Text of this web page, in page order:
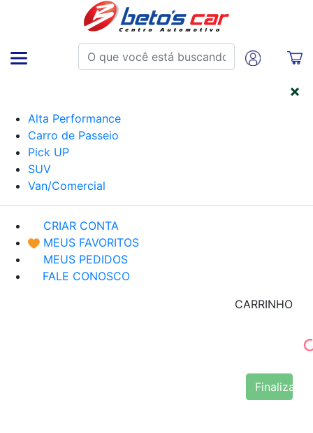
Alta Performance
Carro de Passeio
Pick UP
SUV
Van/Comercial
CRIAR CONTA
MEUS FAVORITOS
MEUS PEDIDOS
FALE CONOSCO
CARRINHO
Finalizar